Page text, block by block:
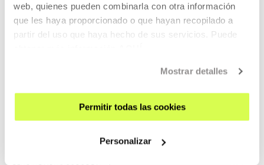
web, quienes pueden combinarla con otra información
que les haya proporcionado o que hayan recopilado a
partir del uso que haya hecho de sus servicios. Puede
Mostrar detalles
Permitir todas las cookies
Personalizar
GETTING HERE
GUIDED TOURS